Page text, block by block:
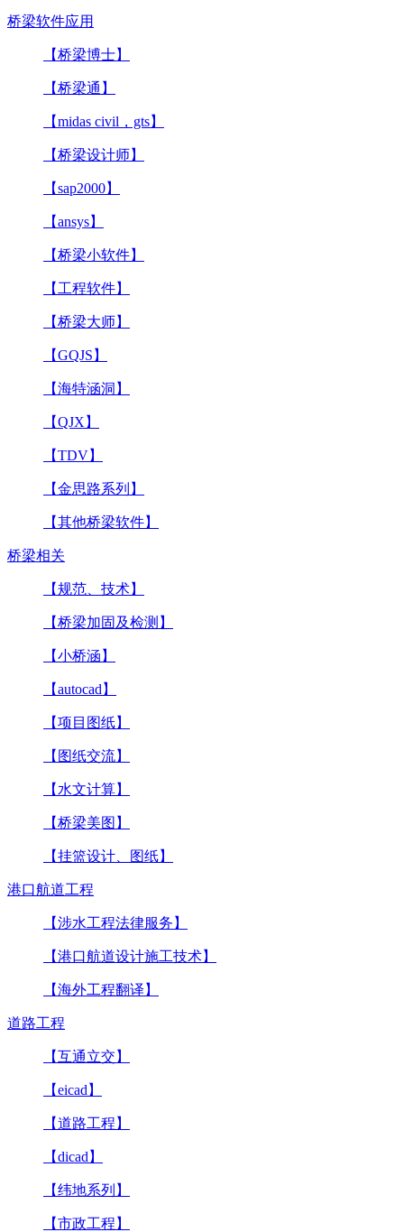
桥梁软件应用
【桥梁博士】
【桥梁通】
【midas civil，gts】
【桥梁设计师】
【sap2000】
【ansys】
【桥梁小软件】
【工程软件】
【桥梁大师】
【GQJS】
【海特涵洞】
【QJX】
【TDV】
【金思路系列】
【其他桥梁软件】
桥梁相关
【规范、技术】
【桥梁加固及检测】
【小桥涵】
【autocad】
【项目图纸】
【图纸交流】
【水文计算】
【桥梁美图】
【挂篮设计、图纸】
港口航道工程
【涉水工程法律服务】
【港口航道设计施工技术】
【海外工程翻译】
道路工程
【互通立交】
【eicad】
【道路工程】
【dicad】
【纬地系列】
【市政工程】